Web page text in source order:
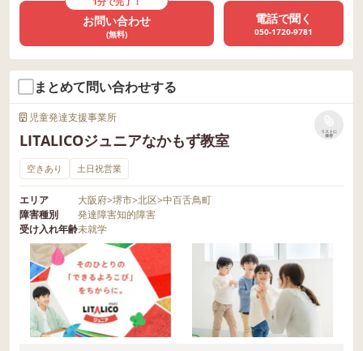
お問い合わせ
(無料)
電話で聞く
050-1720-9781
まとめて問い合わせする
児童発達支援事業所
LITALICOジュニアなかもず教室
リストに
保存
空きあり 土日祝営業
エリア 大阪府>堺市>北区>中百舌鳥町
障害種別
発達障害知的障害
受け入れ年齢未就学